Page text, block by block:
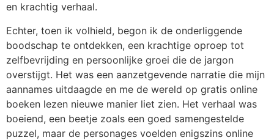
en krachtig verhaal.
Echter, toen ik volhield, begon ik de onderliggende
boodschap te ontdekken, een krachtige oproep tot
zelfbevrijding en persoonlijke groei die de jargon
overstijgt. Het was een aanzetgevende narratie die mijn
aannames uitdaagde en me de wereld op gratis online
boeken lezen nieuwe manier liet zien. Het verhaal was
boeiend, een beetje zoals een goed samengestelde
puzzel, maar de personages voelden enigszins online